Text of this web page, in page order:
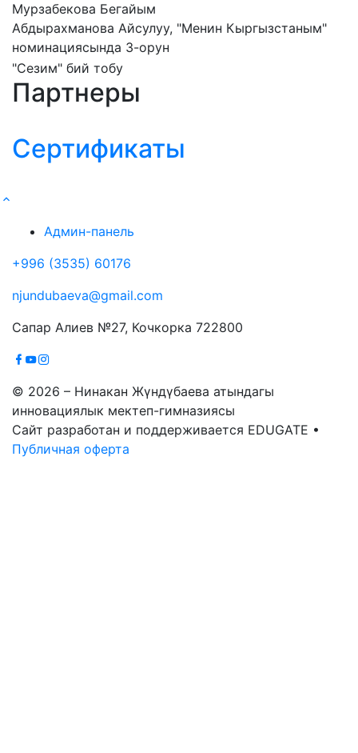
Мурзабекова Бегайым
Абдырахманова Айсулуу, "Менин Кыргызстаным"
номинациясында 3-орун
"Сезим" бий тобу
Партнеры
Сертификаты
Админ-панель
+996 (3535) 60176
njundubaeva@gmail.com
Сапар Алиев №27, Кочкорка 722800
© 2026 – Нинакан Жүндүбаева атындагы
инновациялык мектеп-гимназиясы
Сайт разработан и поддерживается EDUGATE •
Публичная оферта